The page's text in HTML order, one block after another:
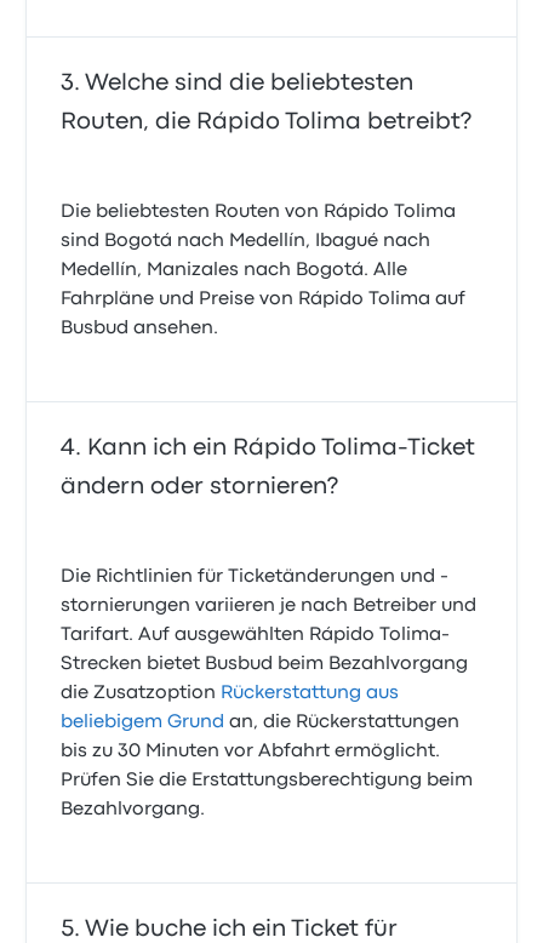
Welche sind die beliebtesten
Routen, die Rápido Tolima betreibt?
Die beliebtesten Routen von Rápido Tolima
sind Bogotá nach Medellín, Ibagué nach
Medellín, Manizales nach Bogotá. Alle
Fahrpläne und Preise von Rápido Tolima auf
Busbud ansehen.
Kann ich ein Rápido Tolima-Ticket
ändern oder stornieren?
Die Richtlinien für Ticketänderungen und -
stornierungen variieren je nach Betreiber und
Tarifart. Auf ausgewählten Rápido Tolima-
Strecken bietet Busbud beim Bezahlvorgang
die Zusatzoption Rückerstattung aus
beliebigem Grund an, die Rückerstattungen
bis zu 30 Minuten vor Abfahrt ermöglicht.
Prüfen Sie die Erstattungsberechtigung beim
Bezahlvorgang.
Wie buche ich ein Ticket für